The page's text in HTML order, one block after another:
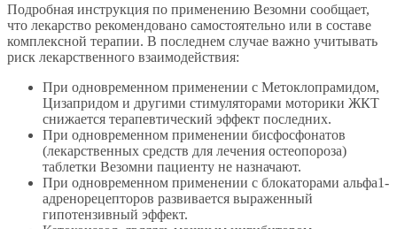
Подробная инструкция по применению Везомни сообщает,
что лекарство рекомендовано самостоятельно или в составе
комплексной терапии. В последнем случае важно учитывать
риск лекарственного взаимодействия:
При одновременном применении с Метоклопрамидом,
Цизапридом и другими стимуляторами моторики ЖКТ
снижается терапевтический эффект последних.
При одновременном применении бисфосфонатов
(лекарственных средств для лечения остеопороза)
таблетки Везомни пациенту не назначают.
При одновременном применении с блокаторами альфа1-
адренорецепторов развивается выраженный
гипотензивный эффект.